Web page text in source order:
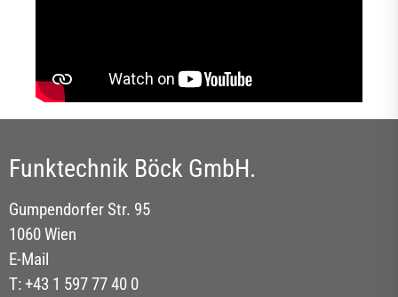
Funktechnik Böck GmbH.
Gumpendorfer Str. 95
1060 Wien
E-Mail
T: +43 1 597 77 40 0